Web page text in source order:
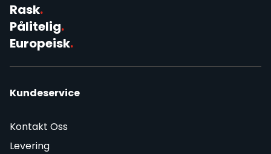
Rask.
Pålitelig.
Europeisk.
Kundeservice
Kontakt Oss
Levering